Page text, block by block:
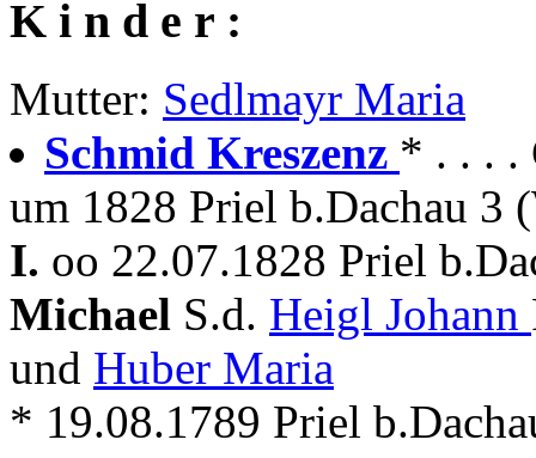
K i n d e r :
Mutter: Sedlmayr Maria
Schmid Kreszenz * . . . .
um 1828 Priel b.Dachau 3
I. oo 22.07.1828 Priel
Michael S.d. Heigl Johann
und Huber Maria
* 19.08.1789 Priel